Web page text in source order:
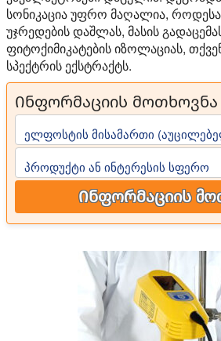
სონიკაცია უფრო მაღალია,
უჯრედების დაშლას, მასის
ფიტოქიმიკატების იზოლაციას,
სპექტრის ექსტრაქტს.
Ინფორმაციის მოთხოვნა
ელფოსტის მისამართი
პროდუქტი ან ინტერესის სფერო
Ინფორმაციის